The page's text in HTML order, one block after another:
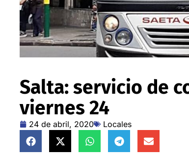
Salta: servicio de
viernes 24
24 de abril, 2020 Locales